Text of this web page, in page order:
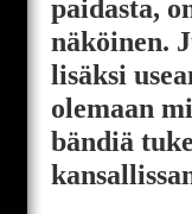
paidasta,
näköinen.
lisäksi
olemaan
bändiä